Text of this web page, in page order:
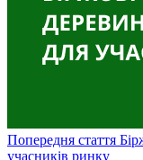
Попередня стаття
учасників ринку